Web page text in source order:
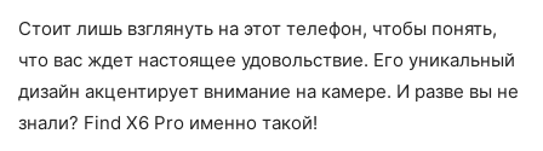
Стоит лишь взглянуть на этот телефон, чтобы понять,
что вас ждет настоящее удовольствие. Его уникальный
дизайн акцентирует внимание на камере. И разве вы не
знали? Find X6 Pro именно такой!